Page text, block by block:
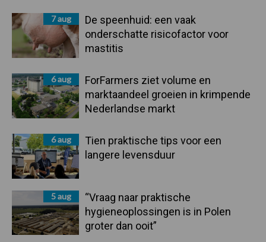
7 aug
De speenhuid: een vaak
onderschatte risicofactor voor
mastitis
6 aug
ForFarmers ziet volume en
marktaandeel groeien in krimpende
Nederlandse markt
6 aug
Tien praktische tips voor een
langere levensduur
5 aug
“Vraag naar praktische
hygieneoplossingen is in Polen
groter dan ooit”